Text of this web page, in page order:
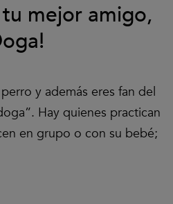
mejor amigo,
y además eres fan del
Hay quienes practican
en grupo o con su bebé;